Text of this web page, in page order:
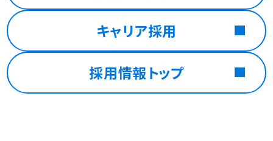
キャリア採用
採用情報トップ